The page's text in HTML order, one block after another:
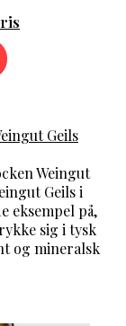
Geils
Weingut
Geils i
eksempel på,
sig i tysk
og mineralsk